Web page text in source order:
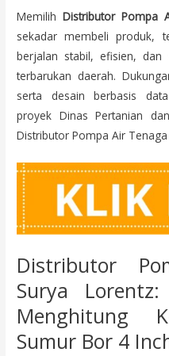
Memilih Distributor Pompa
sekadar membeli produk,
berjalan stabil, efisien, dan
terbarukan daerah.
serta desain berbasis
proyek Dinas Pertanian
Distributor Pompa Air
Distributor
Surya
Menghitung
Sumur Bor 4